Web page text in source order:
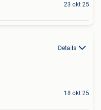
23 okt 25
Details
18 okt 25